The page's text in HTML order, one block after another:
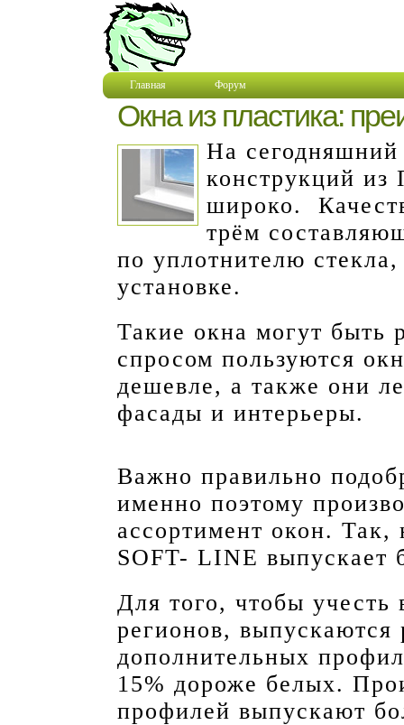
Главная Форум
Окна из пластика:
На
конструкций из
широко.
трём
по уплотнителю
установке.
Такие окна могут быть
спросом пользуются
дешевле, а также они
фасады и интерьеры.
Важно правильно
именно поэтому
ассортимент окон. Так,
SOFT- LINE выпускает
Для того, чтобы учесть
регионов,
дополнительных
15% дороже белых.
профилей выпускают